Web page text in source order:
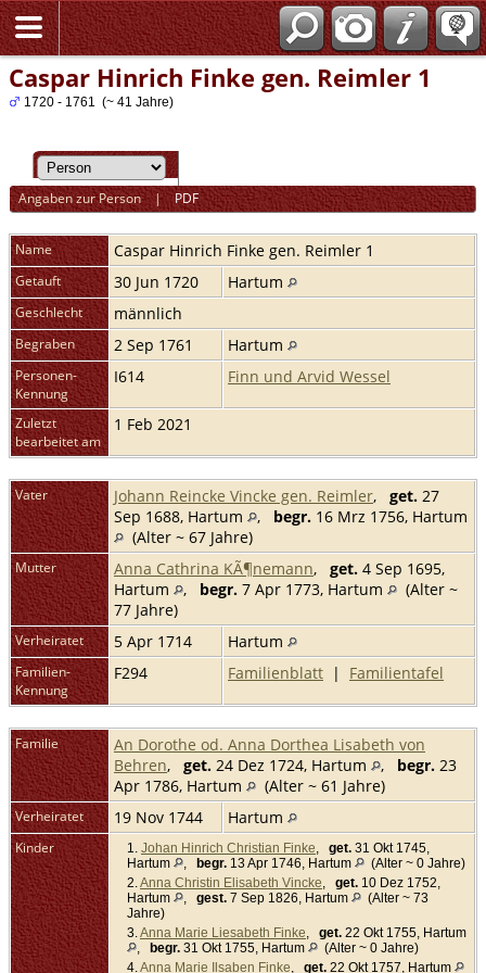
Caspar Hinrich Finke gen. Reimler 1
1720 - 1761 (~ 41 Jahre)
Angaben zur Person|PDF
Name Caspar Hinrich Finke gen. Reimler 1
Getauft 30 Jun 1720 Hartum
Geschlecht männlich
Begraben 2 Sep 1761 Hartum
Personen-
Kennung
I614 Finn und Arvid Wessel
Zuletzt
bearbeitet am
1 Feb 2021
Vater Johann Reincke Vincke gen. Reimler, get. 27
Sep 1688, Hartum
, begr. 16 Mrz 1756, Hartum
(Alter ~ 67 Jahre)
Mutter Anna Cathrina KÃ¶nemann, get. 4 Sep 1695,
Hartum
, begr. 7 Apr 1773, Hartum
(Alter ~
77 Jahre)
Verheiratet 5 Apr 1714 Hartum
Familien-
Kennung
F294 Familienblatt | Familientafel
Familie
An Dorothe od. Anna Dorthea Lisabeth von
Behren, get. 24 Dez 1724, Hartum , begr. 23
Apr 1786, Hartum
(Alter ~ 61 Jahre)
Verheiratet 19 Nov 1744 Hartum
Kinder 1. Johan Hinrich Christian Finke, get. 31 Okt 1745,
Hartum
, begr. 13 Apr 1746, Hartum
(Alter ~ 0 Jahre)
2.Anna Christin Elisabeth Vincke, get. 10 Dez 1752,
Hartum
, gest. 7 Sep 1826, Hartum
(Alter ~ 73
Jahre)
3.Anna Marie Liesabeth Finke, get. 22 Okt 1755, Hartum
,
begr. 31 Okt 1755, Hartum
(Alter ~ 0 Jahre)
4.Anna Marie Ilsaben Finke, get. 22 Okt 1757, Hartum